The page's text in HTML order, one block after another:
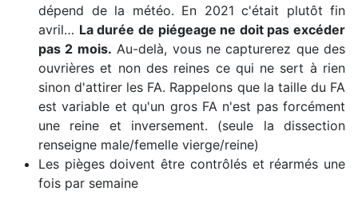
dépend de la météo. En 2021 c'était plutôt fin
avril… La durée de piégeage ne doit pas excéder
pas 2 mois. Au-delà, vous ne capturerez que des
ouvrières et non des reines ce qui ne sert à rien
sinon d'attirer les FA. Rappelons que la taille du FA
est variable et qu'un gros FA n'est pas forcément
une reine et inversement. (seule la dissection
renseigne male/femelle vierge/reine)
Les pièges doivent être contrôlés et réarmés une
fois par semaine